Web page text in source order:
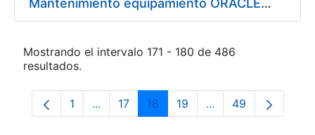
Mantenimiento equipamiento ORACLE en CERES
Mostrando el intervalo 171 - 180 de 486
resultados.
Página
1 ...Páginas intermedias Use TAB para
Página
17 Página
18 Página
19 ...PáginasPágina
49